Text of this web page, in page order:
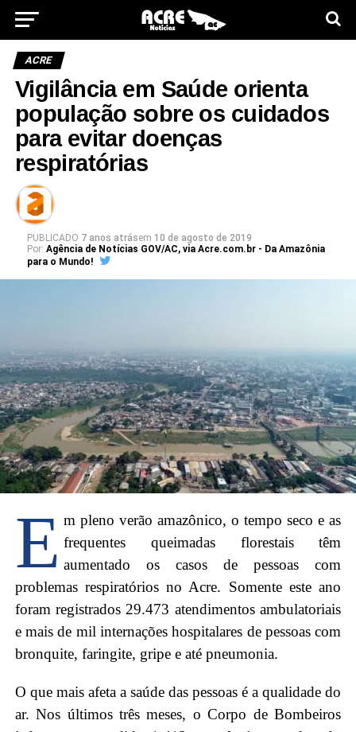
ACRE
Vigilância em Saúde orienta
população sobre os cuidados
para evitar doenças
respiratórias
PUBLICADO 7 anos atrásem 10 de agosto de 2019
Por: Agência de Notícias GOV/AC, via Acre.com.br - Da Amazônia
para o Mundo!
E m pleno verão amazônico, o tempo seco e as
frequentes queimadas florestais têm
aumentado os casos de pessoas com
problemas respiratórios no Acre. Somente este ano
foram registrados 29.473 atendimentos ambulatoriais
e mais de mil internações hospitalares de pessoas com
bronquite, faringite, gripe e até pneumonia.
O que mais afeta a saúde das pessoas é a qualidade do
ar. Nos últimos três meses, o Corpo de Bombeiros